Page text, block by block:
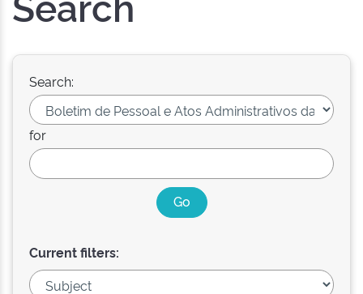
Search:
for
Current filters: